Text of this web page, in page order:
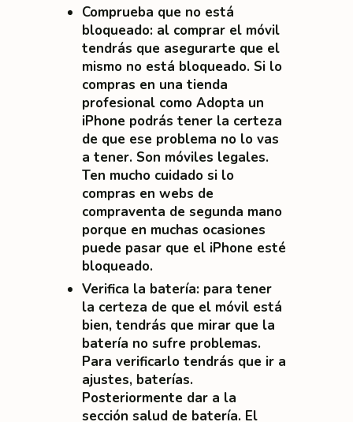
Comprueba que no está
bloqueado: al comprar el móvil
tendrás que asegurarte que el
mismo no está bloqueado. Si lo
compras en una tienda
profesional como Adopta un
iPhone podrás tener la certeza
de que ese problema no lo vas
a tener. Son móviles legales.
Ten mucho cuidado si lo
compras en webs de
compraventa de segunda mano
porque en muchas ocasiones
puede pasar que el iPhone esté
bloqueado.
Verifica la batería: para tener
la certeza de que el móvil está
bien, tendrás que mirar que la
batería no sufre problemas.
Para verificarlo tendrás que ir a
ajustes, baterías.
Posteriormente dar a la
sección salud de batería. El